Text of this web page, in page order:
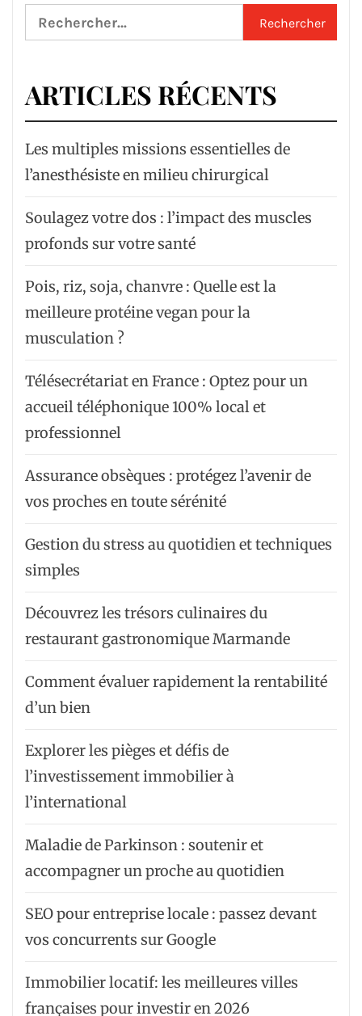
Rechercher :
ARTICLES RÉCENTS
Les multiples missions essentielles de
l’anesthésiste en milieu chirurgical
Soulagez votre dos : l’impact des muscles
profonds sur votre santé
Pois, riz, soja, chanvre : Quelle est la
meilleure protéine vegan pour la
musculation ?
Télésecrétariat en France : Optez pour un
accueil téléphonique 100% local et
professionnel
Assurance obsèques : protégez l’avenir de
vos proches en toute sérénité
Gestion du stress au quotidien et techniques
simples
Découvrez les trésors culinaires du
restaurant gastronomique Marmande
Comment évaluer rapidement la rentabilité
d’un bien
Explorer les pièges et défis de
l’investissement immobilier à
l’international
Maladie de Parkinson : soutenir et
accompagner un proche au quotidien
SEO pour entreprise locale : passez devant
vos concurrents sur Google
Immobilier locatif: les meilleures villes
françaises pour investir en 2026